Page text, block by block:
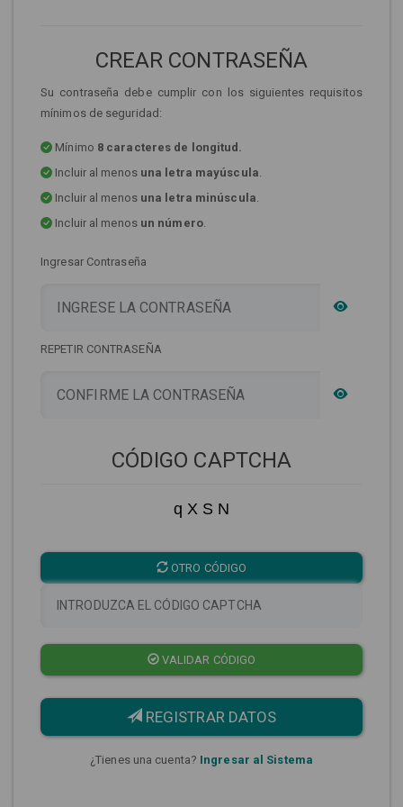
CREAR CONTRASEÑA
Su contraseña debe cumplir con los siguientes requisitos
mínimos de seguridad:
Mínimo 8 caracteres de longitud.
Incluir al menos una letra mayúscula.
Incluir al menos una letra minúscula.
Incluir al menos un número.
Ingresar Contraseña
REPETIR CONTRASEÑA
CÓDIGO CAPTCHA
q X S N
OTRO CÓDIGO
VALIDAR CÓDIGO
REGISTRAR DATOS
¿Tienes una cuenta? Ingresar al Sistema